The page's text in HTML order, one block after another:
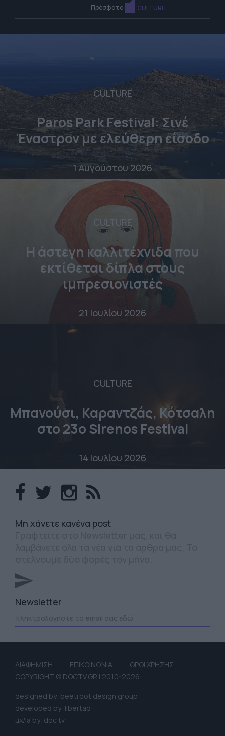
Πρόσφατα CULTURE
CULTURE
Paros Park Festival: Σινέ
Έναστρον με ελεύθερη είσοδο
1 Αυγούστου 2026
CULTURE
Η άστεγη καλλιτέχνιδα που
εκτίθεται δίπλα στους
ιμπρεσιονιστές
21 Ιουλίου 2026
CULTURE
Μπανούσι, Καραντζάς, Κότσαλη
στο 23o Sirenos Festival
14 Ιουλίου 2026
Mη χάνετε κανένα post
Newsletter
ΔΙΑΦΗΜΙΣΗ ΕΠΙΚΟΙΝΩΝΙΑ
ΟΡΟΙ ΧΡΗΣΗΣ
COPYRIGHT © DOCTV.GR | 2010-2026
designed by: beetroot design group
developed by: libertad
ux/ia by: doc tv